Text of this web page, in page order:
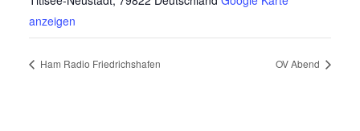
anzeigen
anzeigt“
von
Google
Ham Radio Friedrichshafen OV Abend